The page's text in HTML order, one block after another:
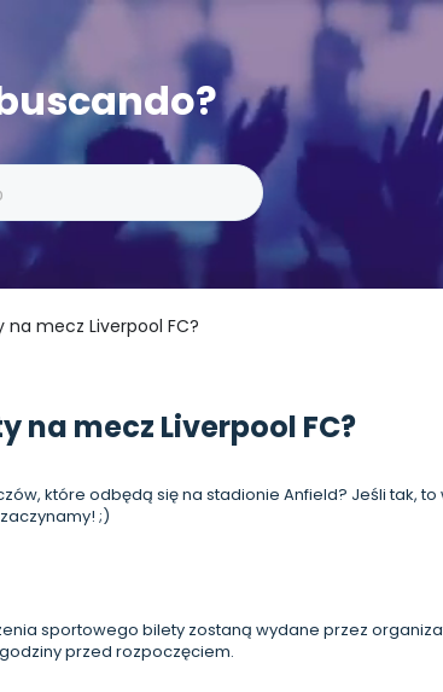
mecz Liverpool FC?
na mecz Liverpool FC?
które odbędą się na stadionie Anfield? Jeśli tak, to
;)
sportowego bilety zostaną wydane przez
przed rozpoczęciem.